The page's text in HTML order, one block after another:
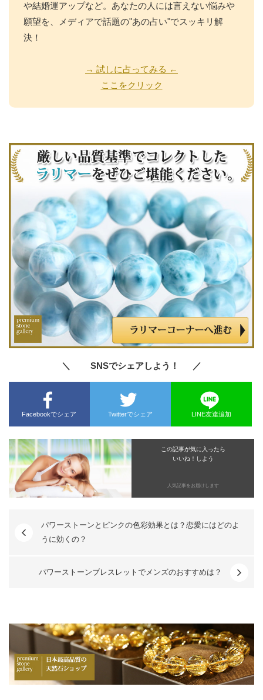
や結婚運アップなど。あなたの人には言えない悩みや
願望を、メディアで話題の"あの占い"でスッキリ解
決！
→ 試しに占ってみる ←
ここをクリック
＼ SNSでシェアしよう！ ／
Facebookでシェア Twitterでシェア LINE友達追加
この記事が気に入ったら
いいね！しよう
人気記事をお届けします
パワーストーンとピンクの色彩効果とは？恋愛にはどのよ
うに効くの？
パワーストーンブレスレットでメンズのおすすめは？